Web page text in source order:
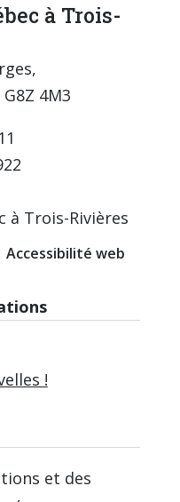
à Trois-
4M3
à Trois-Rivières
Accessibilité web
!
et des